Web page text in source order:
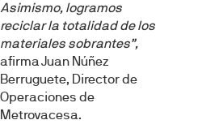
Asimismo, logramos
reciclar la totalidad de los
materiales sobrantes”,
afirma Juan Núñez
Berruguete, Director de
Operaciones de
Metrovacesa.